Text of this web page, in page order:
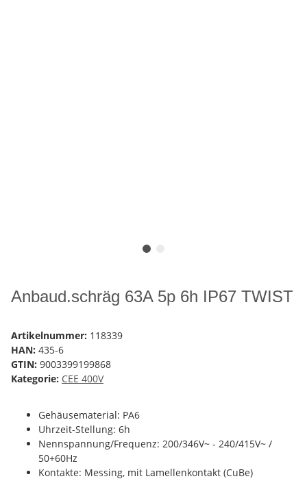
Anbaud.schräg 63A 5p 6h IP67 TWIST
Artikelnummer: 118339
HAN: 435-6
GTIN: 9003399199868
Kategorie: CEE 400V
Gehäusematerial: PA6
Uhrzeit-Stellung: 6h
Nennspannung/Frequenz: 200/346V~ - 240/415V~ /
50+60Hz
Kontakte: Messing, mit Lamellenkontakt (CuBe)